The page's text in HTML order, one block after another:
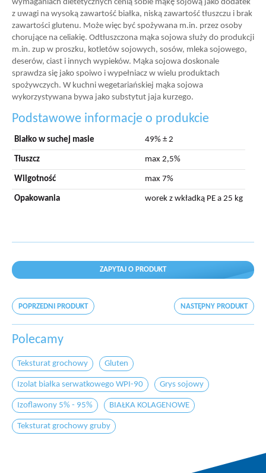
wymaganiach dietetycznych cenią sobie mąkę sojową jako dodatek
z uwagi na wysoką zawartość białka, niską zawartość tłuszczu i brak
zawartości glutenu. Może więc być spożywana m.in. przez osoby
chorujące na celiakię. Odtłuszczona mąka sojowa służy do produkcji
m.in. zup w proszku, kotletów sojowych, sosów, mleka sojowego,
deserów, ciast i innych wypieków. Mąka sojowa doskonale
sprawdza się jako spoiwo i wypełniacz w wielu produktach
spożywczych. W kuchni wegetariańskiej mąka sojowa
wykorzystywana bywa jako substytut jaja kurzego.
Podstawowe informacje o produkcie
Białko w suchej masie 49% ± 2
Tłuszcz max 2,5%
Wilgotność max 7%
Opakowania worek z wkładką PE a 25 kg
ZAPYTAJ O PRODUKT
POPRZEDNI PRODUKT NASTĘPNY PRODUKT
Polecamy
Teksturat grochowy Gluten
Izolat białka serwatkowego WPI-90 Grys sojowy
Izoflawony 5% - 95% BIAŁKA KOLAGENOWE
Teksturat grochowy gruby